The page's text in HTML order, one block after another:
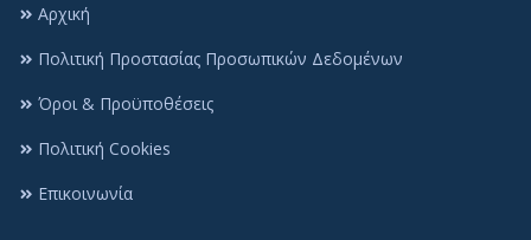
Πολιτική Cookies
παρόμοιες τεχνολογίες, για να βελτιώσει την
Αρχική
Πολιτική Προστασίας Προσωπικών Δεδομένων
Όροι & Προϋποθέσεις
Πολιτική Cookies
Επικοινωνία